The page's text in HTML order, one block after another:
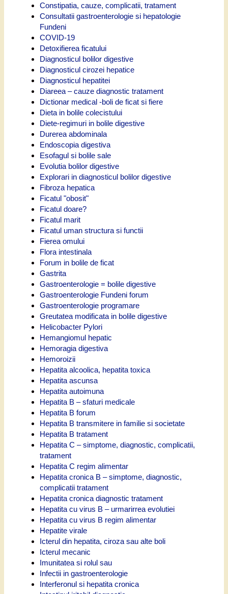
Constipatia, cauze, complicatii, tratament
Consultatii gastroenterologie si hepatologie
Fundeni
COVID-19
Detoxifierea ficatului
Diagnosticul bolilor digestive
Diagnosticul cirozei hepatice
Diagnosticul hepatitei
Diareea – cauze diagnostic tratament
Dictionar medical -boli de ficat si fiere
Dieta in bolile colecistului
Diete-regimuri in bolile digestive
Durerea abdominala
Endoscopia digestiva
Esofagul si bolile sale
Evolutia bolilor digestive
Explorari in diagnosticul bolilor digestive
Fibroza hepatica
Ficatul "obosit"
Ficatul doare?
Ficatul marit
Ficatul uman structura si functii
Fierea omului
Flora intestinala
Forum in bolile de ficat
Gastrita
Gastroenterologie = bolile digestive
Gastroenterologie Fundeni forum
Gastroenterologie programare
Greutatea modificata in bolile digestive
Helicobacter Pylori
Hemangiomul hepatic
Hemoragia digestiva
Hemoroizii
Hepatita alcoolica, hepatita toxica
Hepatita ascunsa
Hepatita autoimuna
Hepatita B – sfaturi medicale
Hepatita B forum
Hepatita B transmitere in familie si societate
Hepatita B tratament
Hepatita C – simptome, diagnostic, complicatii,
tratament
Hepatita C regim alimentar
Hepatita cronica B – simptome, diagnostic,
complicatii tratament
Hepatita cronica diagnostic tratament
Hepatita cu virus B – urmarirrea evolutiei
Hepatita cu virus B regim alimentar
Hepatite virale
Icterul din hepatita, ciroza sau alte boli
Icterul mecanic
Imunitatea si rolul sau
Infectii in gastroenterologie
Interferonul si hepatita cronica